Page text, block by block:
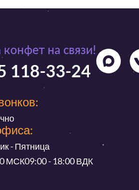
на связи!
118-33-24
- Пятница
МСК09:00 - 18:00 ВДК